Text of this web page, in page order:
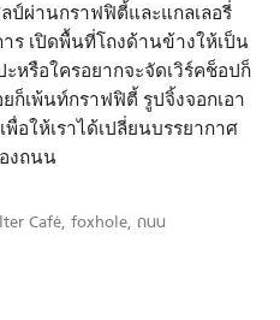
ป์ผ่านกราฟฟิตี้และแกลเลอรี่
ร เปิดพื้นที่โถงด้านข้างให้เป็น
ะหรือใครอยากจะจัดเวิร์คช็อปก็
เพ้นท์กราฟฟิตี้ รูปจิ้งจอกเอา
อให้เราได้เปลี่ยนบรรยากาศ
งถนน